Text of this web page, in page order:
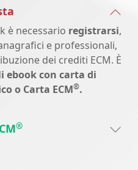
è necessario registrarsi,
e professionali,
dei crediti ECM. È
ebook con carta di
o Carta ECM®.
®